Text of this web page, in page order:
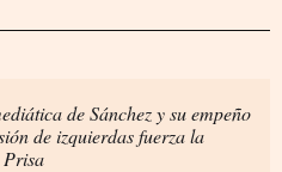
de Sánchez y su empeño
de izquierdas fuerza la